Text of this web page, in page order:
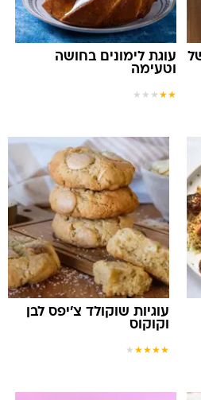
עוגת לימונים בחושה
וטעימה
★
★
★
★
★
עוגיות שוקולד צ'יפס לבן
וקוקוס
★
★
★
★
★